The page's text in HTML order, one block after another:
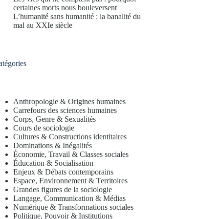
certaines morts nous bouleversent
L’humanité sans humanité : la banalité du
mal au XXIe siècle
Anthropologie & Origines humaines
Carrefours des sciences humaines
Corps, Genre & Sexualités
Cours de sociologie
Cultures & Constructions identitaires
Dominations & Inégalités
Économie, Travail & Classes sociales
Éducation & Socialisation
Enjeux & Débats contemporains
Espace, Environnement & Territoires
Grandes figures de la sociologie
Langage, Communication & Médias
Numérique & Transformations sociales
Politique, Pouvoir & Institutions